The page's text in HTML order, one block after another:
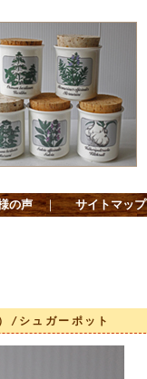
の声 ｜ サイトマップ
ュガーポット